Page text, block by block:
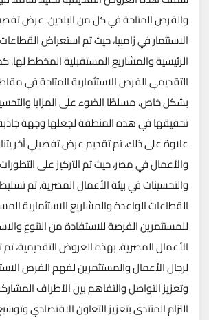
والفرص المتاحة في كل من البلدين. عرض
الاستثمار في زامبيا، حيث تم استعراض
الرئيسية والمشاريع المستقبلية المخطط لها.
التقديمي الفرص الاستثمارية المتاحة في
بشكل خاص، مسلطًا الضوء على المزايا
تحقيقها في هذه المنطقة لجعلها وجهة
علاوة على ذلك، تم تقديم عرض تفصيلي آخر
والأعمال في مصر، حيث تم التركيز على
والتحسينات في بيئة الأعمال المصرية. تم
القطاعات الواعدة والمشاريع الاستثمارية
للمستثمرين الفرصة للاستفادة من التنوع
الأعمال المصرية. بهذه العروض التقديمية،
لرجال الأعمال والمستثمرين لفهم الفرص
وتعزيز التواصل والتفاهم بين الأطراف
التزام المنتدى بتعزيز التعاون الاقتصادي